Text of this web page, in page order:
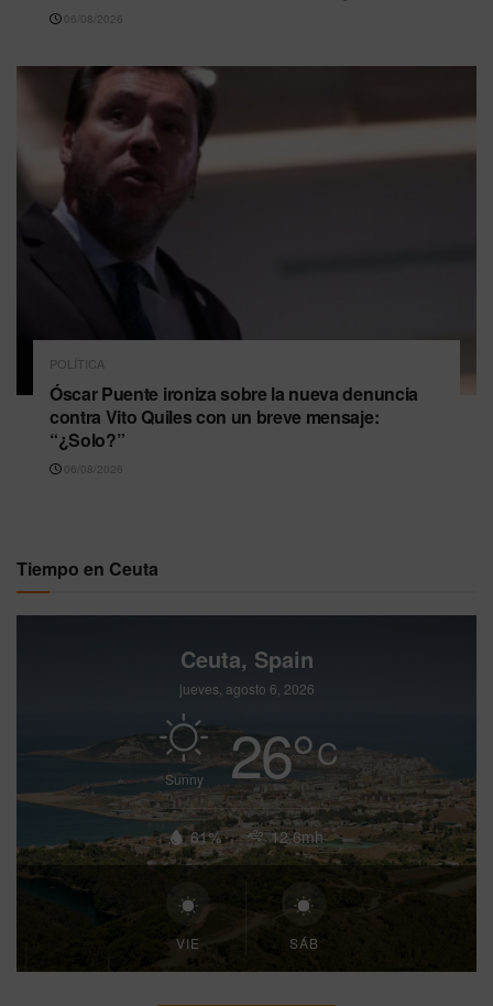
06/08/2026
POLÍTICA
Óscar Puente ironiza sobre la nueva denuncia
contra Vito Quiles con un breve mensaje:
“¿Solo?”
06/08/2026
Tiempo en Ceuta
Ceuta, Spain
jueves, agosto 6, 2026
Sunny 26°C
61% 12.6mh
VIE SÁB